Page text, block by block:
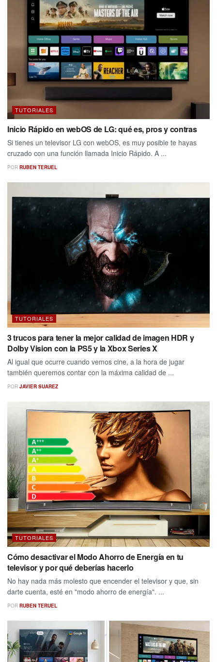
TUTORIALES
Inicio Rápido en webOS de LG: qué es, pros y contras
Si tienes un televisor LG con webOS, es muy posible te hayas
cruzado con una función llamada Inicio Rápido. A ...
POR RUBEN TERUEL
TUTORIALES
3 trucos para tener la mejor calidad de imagen HDR y
Dolby Vision con la PS5 y la Xbox Series X
Al igual que ocurre cuando vemos cine, a la hora de jugar
también queremos contar con la máxima calidad de ...
POR JAVIER SUAREZ
TUTORIALES
Cómo desactivar el Modo Ahorro de Energía en tu
televisor y por qué deberías hacerlo
No hay nada más molesto que encender el televisor y que, sin
darte cuenta, esté en "modo ahorro de energía". ...
POR RUBEN TERUEL